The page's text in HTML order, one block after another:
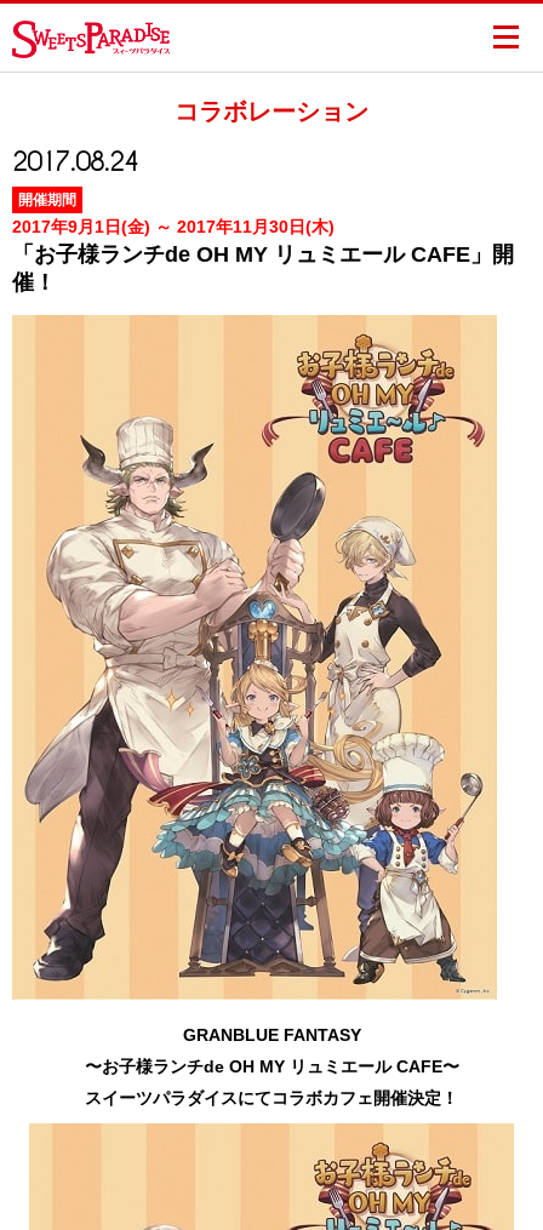
コラボレーション
2017.08.24
開催期間
2017年9月1日(金) ～ 2017年11月30日(木)
「お子様ランチde OH MY リュミエール CAFE」開
催！
GRANBLUE FANTASY
〜お子様ランチde OH MY リュミエール CAFE〜
スイーツパラダイスにてコラボカフェ開催決定！